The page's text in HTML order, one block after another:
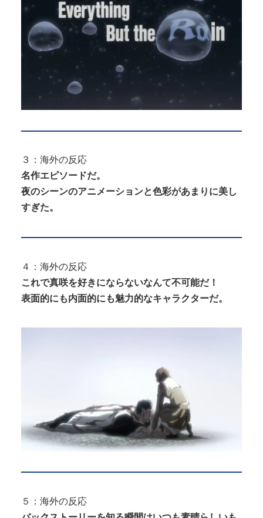
３：海外の反応
名作エピソードだ。
夜のシーンのアニメーションと色彩があまりに美し
すぎた。
４：海外の反応
これで真咲を好きにならないなんて不可能だ！
表面的にも内面的にも魅力的なキャラクターだ。
５：海外の反応